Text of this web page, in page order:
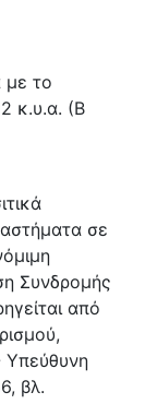
το
κ.υ.α. (Β
σε
Συνδρομής
από
Υπεύθυνη
βλ.